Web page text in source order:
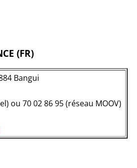
(FR)
Bangui
ou 70 02 86 95 (réseau MOOV)